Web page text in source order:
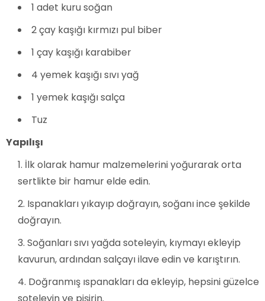
1 adet kuru soğan
2 çay kaşığı kırmızı pul biber
1 çay kaşığı karabiber
4 yemek kaşığı sıvı yağ
1 yemek kaşığı salça
Tuz
Yapılışı
İlk olarak hamur malzemelerini yoğurarak orta
sertlikte bir hamur elde edin.
Ispanakları yıkayıp doğrayın, soğanı ince şekilde
doğrayın.
Soğanları sıvı yağda soteleyin, kıymayı ekleyip
kavurun, ardından salçayı ilave edin ve karıştırın.
Doğranmış ıspanakları da ekleyip, hepsini güzelce